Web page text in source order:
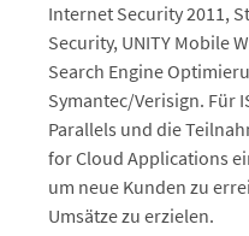
Internet Security 2011,
Security, UNITY Mobile
Search Engine
Symantec/Verisign. Für
Parallels und die
for Cloud Applications
um neue Kunden zu
Umsätze zu erzielen.